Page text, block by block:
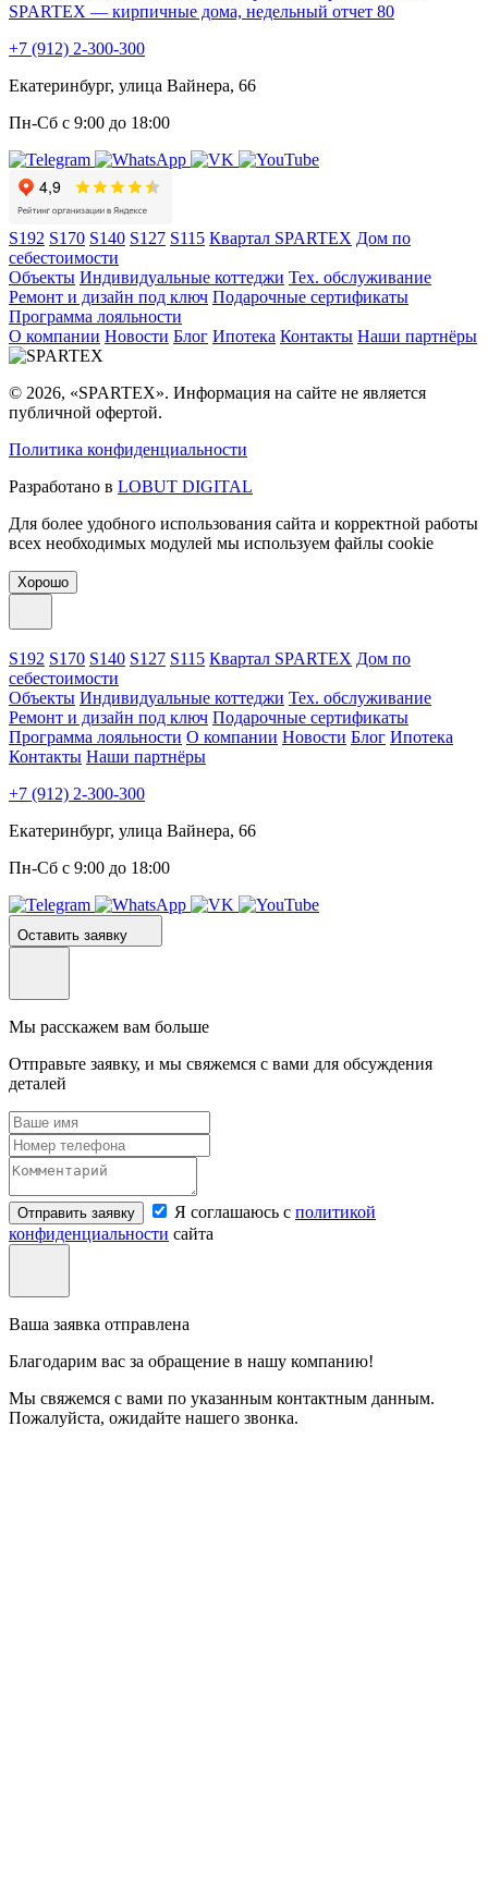
SPARTEX — кирпичные дома, недельный отчет 80
+7 (912) 2-300-300
Екатеринбург, улица Вайнера, 66
Пн-Сб с 9:00 до 18:00
S192 S170 S140 S127 S115 Квартал SPARTEX Дом по
себестоимости
Объекты Индивидуальные коттеджи Тех. обслуживание
Ремонт и дизайн под ключ Подарочные сертификаты
Программа лояльности
О компании Новости Блог Ипотека Контакты Наши партнёры
© 2026, «SPARTEX». Информация на сайте не является
публичной офертой.
Политика конфиденциальности
Разработано в LOBUT DIGITAL
Для более удобного использования сайта и корректной работы
всех необходимых модулей мы используем файлы cookie
Хорошо
S192 S170 S140 S127 S115 Квартал SPARTEX Дом по
себестоимости
Объекты Индивидуальные коттеджи Тех. обслуживание
Ремонт и дизайн под ключ Подарочные сертификаты
Программа лояльности О компании Новости Блог Ипотека
Контакты Наши партнёры
+7 (912) 2-300-300
Екатеринбург, улица Вайнера, 66
Пн-Сб с 9:00 до 18:00
Оставить заявку
Мы расскажем вам больше
Отправьте заявку, и мы свяжемся с вами для обсуждения
деталей
Отправить заявку Я соглашаюсь с политикой
конфиденциальности сайта
Ваша заявка отправлена
Благодарим вас за обращение в нашу компанию!
Мы свяжемся с вами по указанным контактным данным.
Пожалуйста, ожидайте нашего звонка.